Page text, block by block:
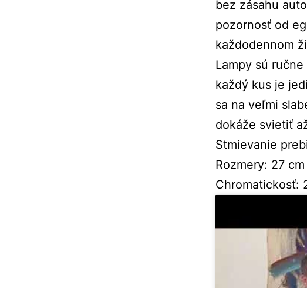
bez zásahu
pozornosť od
každodennom
Lampy sú
každý kus je
sa na veľmi
dokáže svietiť
Stmievanie
Rozmery: 27 cm
Chromatickosť: